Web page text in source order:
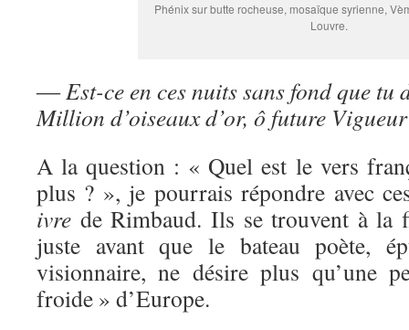
Phénix sur butte rocheuse, mosaïque syrienne,
Louvre.
― Est-ce en ces nuits sans fond que tu
Million d’oiseaux d’or, ô future
A la question : « Quel est le vers
plus ? », je pourrais répondre avec
ivre de Rimbaud. Ils se trouvent à la
juste avant que le bateau poète,
visionnaire, ne désire plus qu’une
froide » d’Europe.